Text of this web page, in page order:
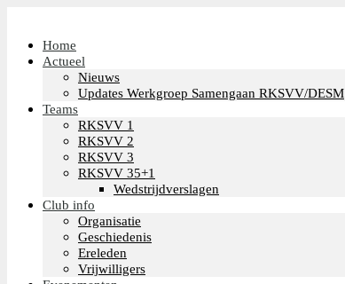
Home
Actueel
Nieuws
Updates Werkgroep Samengaan RKSVV/DESM
Teams
RKSVV 1
RKSVV 2
RKSVV 3
RKSVV 35+1
Wedstrijdverslagen
Club info
Organisatie
Geschiedenis
Ereleden
Vrijwilligers